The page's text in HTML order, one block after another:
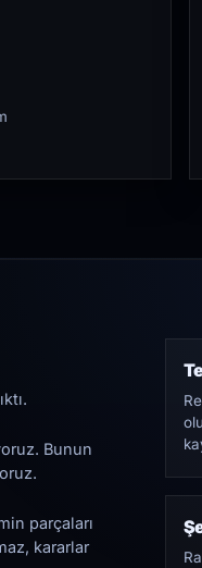
Bunun
parçaları
kararlar